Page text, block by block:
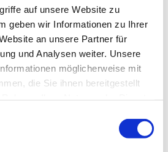
auf unsere Website zu
geben wir Informationen zu Ihrer
an unsere Partner für
und Analysen weiter. Unsere
möglicherweise mit
die Sie ihnen bereitgestellt